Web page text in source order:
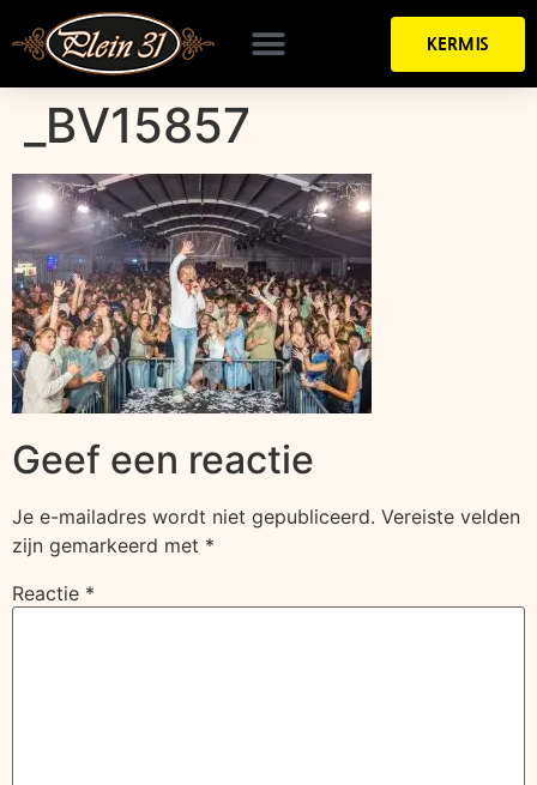
KERMIS
_BV15857
Geef een reactie
Je e-mailadres wordt niet gepubliceerd. Vereiste velden
zijn gemarkeerd met *
Reactie *